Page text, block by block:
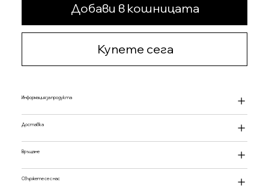
Добави в кошницата
Купете сега
Информация за продукта
Доставка
Връщане
Свържете се с нас